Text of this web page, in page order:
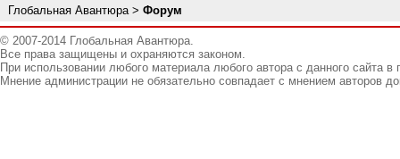
Глобальная Авантюра> Форум
© 2007-2014 Глобальная Авантюра.
Все права защищены и охраняются законом.
При использовании любого материала любого автора с данного сайта
Мнение администрации не обязательно совпадает с мнением авторов